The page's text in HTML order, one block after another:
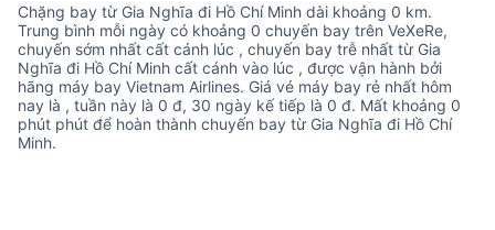
Chặng bay từ Gia Nghĩa đi Hồ Chí Minh dài khoảng 0 km.
Trung bình mỗi ngày có khoảng 0 chuyến bay trên VeXeRe,
chuyến sớm nhất cất cánh lúc , chuyến bay trễ nhất từ Gia
Nghĩa đi Hồ Chí Minh cất cánh vào lúc , được vận hành bởi
hãng máy bay Vietnam Airlines. Giá vé máy bay rẻ nhất hôm
nay là , tuần này là 0 đ, 30 ngày kế tiếp là 0 đ. Mất khoảng 0
phút phút để hoàn thành chuyến bay từ Gia Nghĩa đi Hồ Chí
Minh.